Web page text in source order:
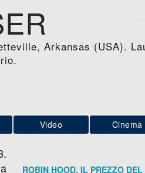
Arkansas (USA).
Video Cinema
ROBIN HOOD, IL PREZZO DEL